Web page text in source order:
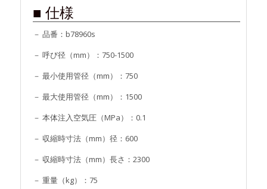
■ 仕様
－ 品番：b78960s
－ 呼び径（mm）：750-1500
－ 最小使用管径（mm）：750
－ 最大使用管径（mm）：1500
－ 本体注入空気圧（MPa）：0.1
－ 収縮時寸法（mm）径：600
－ 収縮時寸法（mm）長さ：2300
－ 重量（kg）：75